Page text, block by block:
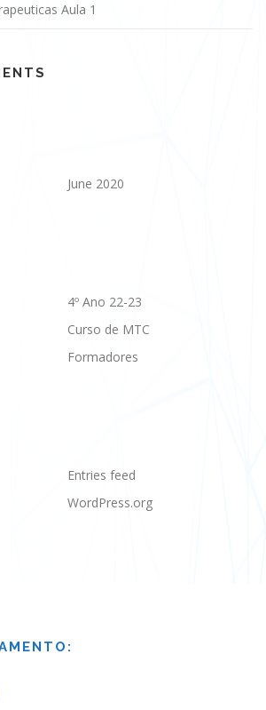
Aula 1
June 2020
4º Ano 22-23
Curso de MTC
Formadores
Entries feed
WordPress.org